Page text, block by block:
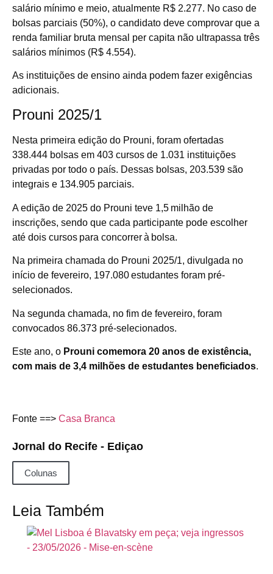
salário mínimo e meio, atualmente R$ 2.277. No caso de
bolsas parciais (50%), o candidato deve comprovar que a
renda familiar bruta mensal per capita não ultrapassa três
salários mínimos (R$ 4.554).
As instituições de ensino ainda podem fazer exigências
adicionais.
Prouni 2025/1
Nesta primeira edição do Prouni, foram ofertadas
338.444 bolsas em 403 cursos de 1.031 instituições
privadas por todo o país. Dessas bolsas, 203.539 são
integrais e 134.905 parciais.
A edição de 2025 do Prouni teve 1,5 milhão de
inscrições, sendo que cada participante pode escolher
até dois cursos para concorrer à bolsa.
Na primeira chamada do Prouni 2025/1, divulgada no
início de fevereiro, 197.080 estudantes foram pré-
selecionados.
Na segunda chamada, no fim de fevereiro, foram
convocados 86.373 pré-selecionados.
Este ano, o Prouni comemora 20 anos de existência,
com mais de 3,4 milhões de estudantes beneficiados.
Fonte ==> Casa Branca
Jornal do Recife - Ediçao
Colunas
Leia Também